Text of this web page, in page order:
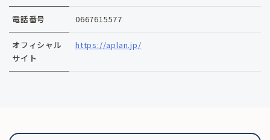
電話番号 0667615577
オフィシャル
サイト
https://aplan.jp/